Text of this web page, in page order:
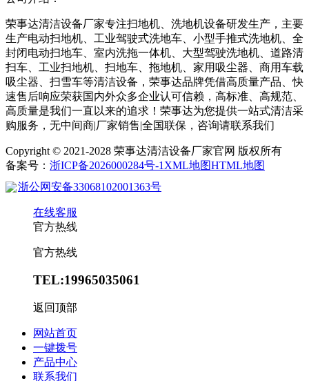
荣事达清洁设备厂家专注扫地机、洗地机设备研发生产，主要
生产电动扫地机、工业驾驶式洗地车、小型手推式洗地机、全
封闭电动扫地车、室内洗拖一体机、大型驾驶洗地机、道路清
扫车、工业扫地机、扫地车、拖地机、家用吸尘器、商用车载
吸尘器、扫雪车等清洁设备，荣事达品牌凭借高质量产品、快
速售后响应荣获国内外众多企业认可信赖，高标准、高规范、
高质量是我们一直以来的追求！荣事达为您提供一站式清洁采
购服务，无中间商|厂家销售|全国联保，咨询请联系我们
Copyright © 2021-2028 荣事达清洁设备厂家官网 版权所有
备案号： 浙ICP备2026000284号-1 XML地图HTML地图
浙公网安备33068102001363号
在线客服
官方热线
官方热线
TEL:19965035061
返回顶部
网站首页
一键拨号
产品中心
联系我们